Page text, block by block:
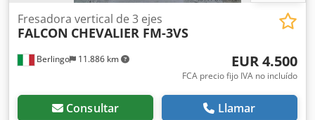
Berlingo 11.886 km
Fresadora vertical de 3 ejes
FALCON CHEVALIER FM-3VS
EUR 4.500
FCA precio fijo IVA no incluído
Consultar Llamar